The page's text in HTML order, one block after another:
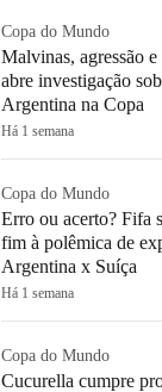
Copa do Mundo
Malvinas, agressão
abre investigação
Argentina na Copa
Há 1 semana
Copa do Mundo
Erro ou acerto? Fifa
fim à polêmica de
Argentina x Suíça
Há 1 semana
Copa do Mundo
Cucurella cumpre